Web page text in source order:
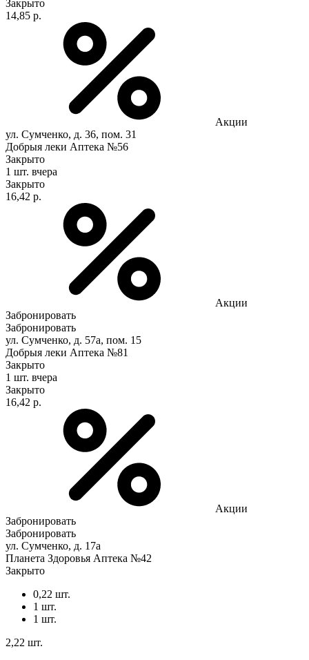
Закрыто
14,85 р.
Акции
ул. Сумченко, д. 36, пом. 31
Добрыя леки Аптека №56
Закрыто
1 шт. вчера
Закрыто
16,42 р.
Акции
Забронировать
Забронировать
ул. Сумченко, д. 57а, пом. 15
Добрыя леки Аптека №81
Закрыто
1 шт. вчера
Закрыто
16,42 р.
Акции
Забронировать
Забронировать
ул. Сумченко, д. 17а
Планета Здоровья Аптека №42
Закрыто
0,22 шт.
1 шт.
1 шт.
2,22 шт.